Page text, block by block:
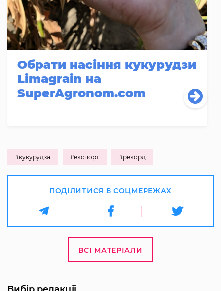
Обрати насіння кукурудзи
Limagrain на
SuperAgronom.com
#кукурудза #експорт #рекорд
ПОДІЛИТИСЯ В СОЦМЕРЕЖАХ
ВСІ МАТЕРІАЛИ
Вибір редакції